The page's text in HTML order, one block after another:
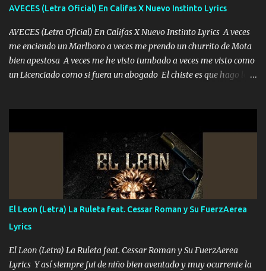
AVECES (Letra Oficial) En Califas X Nuevo Instinto Lyrics
AVECES (Letra Oficial) En Califas X Nuevo Instinto Lyrics A veces
me enciendo un Marlboro a veces me prendo un churrito de Mota
bien apestosa A veces me he visto tumbado a veces me visto como
un Licenciado como si fuera un abogado El chiste es que hago lo
corriente no quieren verte subir de level trucha mis plebes Música
A veces me pongo un sombrero a veces me ven la cachucha de lado
con la mirada siempre en alto A veces me fajó una super o a veces
me fajó una Glock siempre armado todas las generaciones yo
traigo El chiste es que hago lo que quiero pues así soy me mandó
yo tengo el control a todos yo les paro el dedo soy hocicon un
malcriado un malandrón Que Les importa no saben nada falsas
las risas las que me miran hay gente corriente no quieren ve...
El Leon (Letra) La Ruleta feat. Cessar Roman y Su FuerzAerea
Lyrics
El Leon (Letra) La Ruleta feat. Cessar Roman y Su FuerzAerea
Lyrics Y así siempre fui de niño bien aventado y muy ocurrente la